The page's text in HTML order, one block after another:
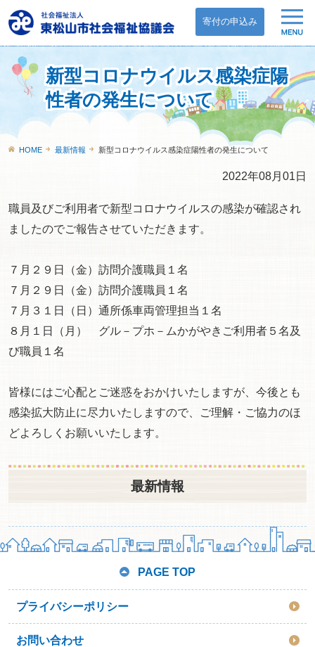
寄付の申込み
新型コロナウイルス感染症陽
性者の発生について
HOME 最新情報 新型コロナウイルス感染症陽性者の発生について
2022年08月01日
職員及びご利用者で新型コロナウイルスの感染が確認され
ましたのでご報告させていただきます。
７月２９日（金）訪問介護職員１名
７月２９日（金）訪問介護職員１名
７月３１日（日）通所係車両管理担当１名
８月１日（月） グル－プホ－ムかがやきご利用者５名及
び職員１名
皆様にはご心配とご迷惑をおかけいたしますが、今後とも
感染拡大防止に尽力いたしますので、ご理解・ご協力のほ
どよろしくお願いいたします。
最新情報
PAGE TOP
プライバシーポリシー
お問い合わせ